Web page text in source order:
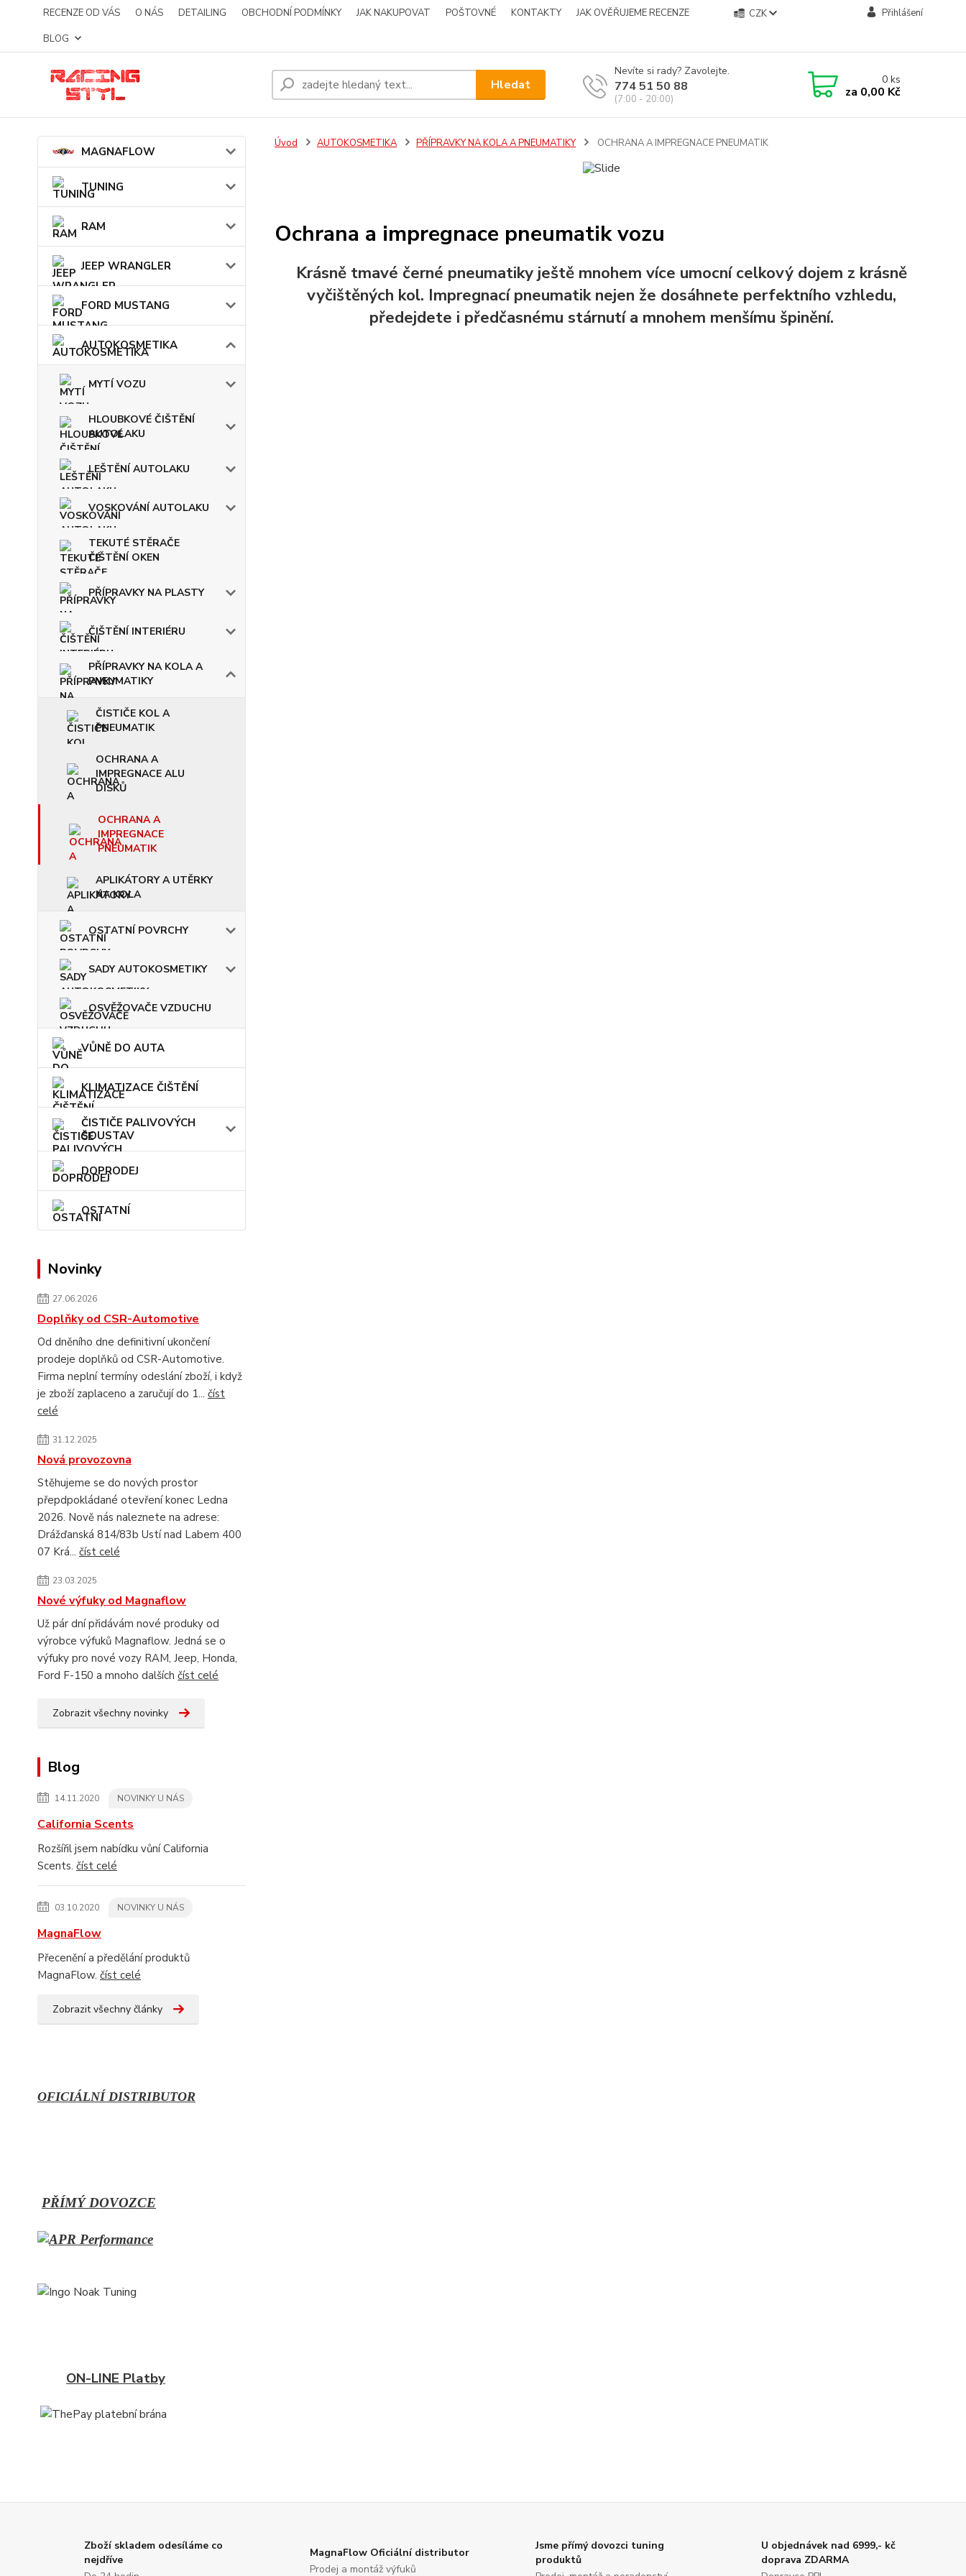
RECENZE OD VÁS O NÁS DETAILING OBCHODNÍ PODMÍNKY JAK NAKUPOVAT POŠTOVNÉ KONTAKTY
JAK OVĚŘUJEME RECENZE
BLOG
CZK Přihlášení
Hledat
Nevíte si rady? Zavolejte.
774 51 50 88
(7:00 - 20:00)
0ks
za 0,00 Kč
MAGNAFLOW
TUNING
RAM
JEEP WRANGLER
FORD MUSTANG
AUTOKOSMETIKA
MYTÍ VOZU
HLOUBKOVÉ ČIŠTĚNÍ
AUTOLAKU
LEŠTĚNÍ AUTOLAKU
VOSKOVÁNÍ AUTOLAKU
TEKUTÉ STĚRAČE
ČIŠTĚNÍ OKEN
PŘÍPRAVKY NA PLASTY
ČIŠTĚNÍ INTERIÉRU
PŘÍPRAVKY NA KOLA A
PNEUMATIKY
ČISTIČE KOL A
PNEUMATIK
OCHRANA A
IMPREGNACE ALU
DISKŮ
OCHRANA A
IMPREGNACE
PNEUMATIK
APLIKÁTORY A UTĚRKY
NA KOLA
OSTATNÍ POVRCHY
SADY AUTOKOSMETIKY
OSVĚŽOVAČE VZDUCHU
VŮNĚ DO AUTA
KLIMATIZACE ČIŠTĚNÍ
ČISTIČE PALIVOVÝCH
SOUSTAV
DOPRODEJ
OSTATNÍ
Novinky
27.06.2026
Doplňky od CSR-Automotive
Od dněního dne definitivní ukončení
prodeje doplňků od CSR-Automotive.
Firma neplní termíny odeslání zboží, i když
je zboží zaplaceno a zaručují do 1... číst
celé
31.12.2025
Nová provozovna
Stěhujeme se do nových prostor
přepdpokládané otevření konec Ledna
2026. Nově nás naleznete na adrese:
Drážďanská 814/83b Ustí nad Labem 400
07 Krá... číst celé
23.03.2025
Nové výfuky od Magnaflow
Už pár dní přidávám nové produky od
výrobce výfuků Magnaflow. Jedná se o
výfuky pro nové vozy RAM, Jeep, Honda,
Ford F-150 a mnoho dalších číst celé
Zobrazit všechny novinky
Blog
14.11.2020 NOVINKY U NÁS
California Scents
Rozšířil jsem nabídku vůní California
Scents. číst celé
03.10.2020 NOVINKY U NÁS
MagnaFlow
Přecenění a předělání produktů
MagnaFlow. číst celé
Zobrazit všechny články
OFICIÁLNÍ DISTRIBUTOR
PŘÍMÝ DOVOZCE
ON-LINE Platby
Úvod AUTOKOSMETIKA PŘÍPRAVKY NA KOLA A PNEUMATIKY OCHRANA A IMPREGNACE PNEUMATIK
Ochrana a impregnace pneumatik vozu
Krásně tmavé černé pneumatiky ještě mnohem více umocní celkový dojem z krásně
vyčištěných kol. Impregnací pneumatik nejen že dosáhnete perfektního vzhledu,
předejdete i předčasnému stárnutí a mnohem menšímu špinění.
Zboží skladem odesíláme co
nejdříve
MagnaFlow Oficiální distributor
Prodej a montáž výfuků
Jsme přímý dovozci tuning
produktů
U objednávek nad 6999,- kč
doprava ZDARMA